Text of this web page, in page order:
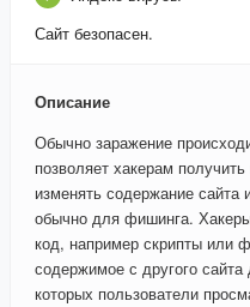
Сайт безопасен.
Описание
Обычно заражение
позволяет хакерам
изменять содержание сайта
обычно для фишинга.
код, например скрипты или
содержимое с другого
которых пользователи